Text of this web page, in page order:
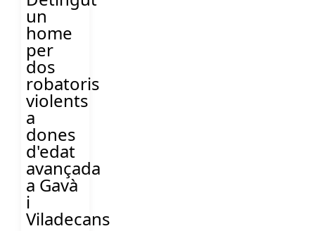
un
home
per
dos
robatoris
violents
a
dones
d'edat
avançada
a Gavà
i
Viladecans